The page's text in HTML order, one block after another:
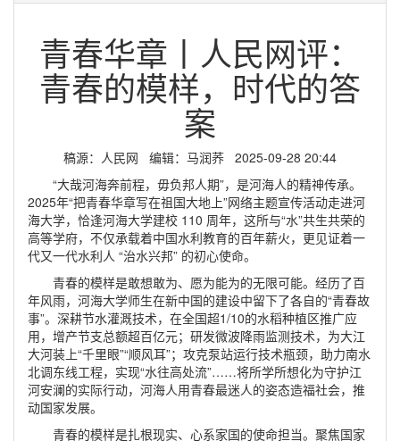
青春华章丨人民网评：
青春的模样，时代的答
案
稿源：人民网 编辑：马润荞 2025-09-28 20:44
“大哉河海奔前程，毋负邦人期”，是河海人的精神传承。
2025年“把青春华章写在祖国大地上”网络主题宣传活动走进河
海大学，恰逢河海大学建校 110 周年，这所与“水”共生共荣的
高等学府，不仅承载着中国水利教育的百年薪火，更见证着一
代又一代水利人 “治水兴邦” 的初心使命。
青春的模样是敢想敢为、愿为能为的无限可能。经历了百
年风雨，河海大学师生在新中国的建设中留下了各自的“青春故
事”。深耕节水灌溉技术，在全国超1/10的水稻种植区推广应
用，增产节支总额超百亿元；研发微波降雨监测技术，为大江
大河装上“千里眼”“顺风耳”；攻克泵站运行技术瓶颈，助力南水
北调东线工程，实现“水往高处流”……将所学所想化为守护江
河安澜的实际行动，河海人用青春最迷人的姿态造福社会，推
动国家发展。
青春的模样是扎根现实、心系家国的使命担当。聚焦国家